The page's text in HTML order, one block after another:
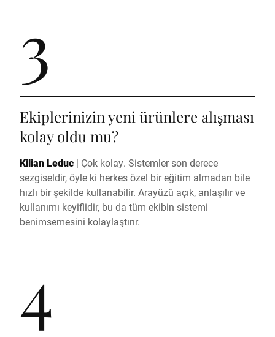
3
Ekiplerinizin yeni ürünlere alışması
kolay oldu mu?
Kilian Leduc | Çok kolay. Sistemler son derece
sezgiseldir, öyle ki herkes özel bir eğitim almadan bile
hızlı bir şekilde kullanabilir. Arayüzü açık, anlaşılır ve
kullanımı keyiflidir, bu da tüm ekibin sistemi
benimsemesini kolaylaştırır.
4